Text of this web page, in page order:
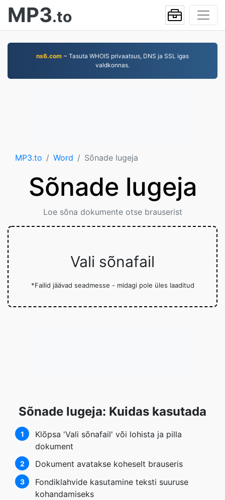
MP3.to
ns6.com ~ Tasuta WHOIS privaatsus, DNS ja SSL igas
valdkonnas.
MP3.to Word Sõnade lugeja
Sõnade lugeja
Loe sõna dokumente otse brauserist
Vali sõnafail
*Failid jäävad seadmesse - midagi pole üles laaditud
Sõnade lugeja: Kuidas kasutada
1
Klõpsa 'Vali sõnafail' või lohista ja pilla
dokument
2 Dokument avatakse koheselt brauseris
3
Fondiklahvide kasutamine teksti suuruse
kohandamiseks